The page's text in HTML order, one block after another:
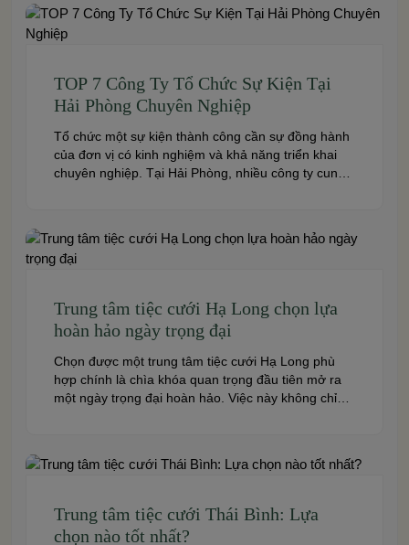
system, and dedicated event support to help
couples create a seamless and memorable […]
TOP 7 Công Ty Tổ Chức Sự Kiện Tại
Hải Phòng Chuyên Nghiệp
Tổ chức một sự kiện thành công cần sự đồng hành
của đơn vị có kinh nghiệm và khả năng triển khai
chuyên nghiệp. Tại Hải Phòng, nhiều công ty cung
Trung tâm tiệc cưới Hạ Long chọn lựa
hoàn hảo ngày trọng đại
Chọn được một trung tâm tiệc cưới Hạ Long phù
hợp chính là chìa khóa quan trọng đầu tiên mở ra
một ngày trọng đại hoàn hảo. Việc này không chỉ
Trung tâm tiệc cưới Thái Bình: Lựa
chọn nào tốt nhất?